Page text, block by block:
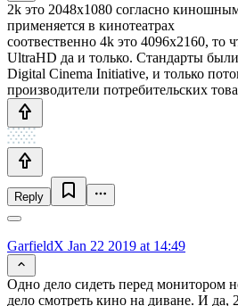
2k это 2048x1080 согласно
применяется в кинотеатрах
соотвественно 4k это 4096x2160, то
UltraHD да и только. Стандарты
Digital Cinema Initiative, и только
производители потребительских
Reply
GarfieldX Jan 22 2019 at 14:49
Одно дело сидеть перед монитором
дело смотреть кино на диване. И